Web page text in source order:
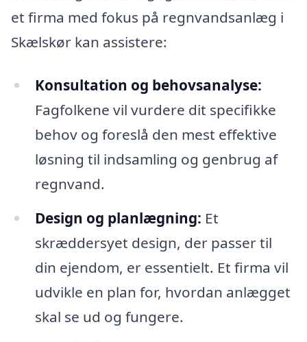
et firma med fokus på regnvandsanlæg i
Skælskør kan assistere:
Konsultation og behovsanalyse:
Fagfolkene vil vurdere dit specifikke
behov og foreslå den mest effektive
løsning til indsamling og genbrug af
regnvand.
Design og planlægning: Et
skræddersyet design, der passer til
din ejendom, er essentielt. Et firma vil
udvikle en plan for, hvordan anlægget
skal se ud og fungere.